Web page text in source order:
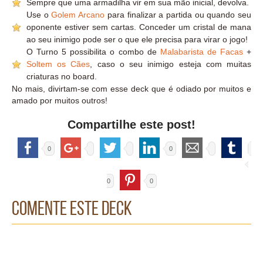
Sempre que uma armadilha vir em sua mão inicial, devolva.
Use oGolem Arcano para finalizar a partida ou quando seu
oponente estiver sem cartas. Conceder um cristal de mana
ao seu inimigo pode ser o que ele precisa para virar o jogo!
O Turno 5 possibilita o combo de Malabarista de Facas+
Soltem os Cães , caso o seu inimigo esteja com muitas
criaturas no board.
No mais, divirtam-se com esse deck que é odiado por muitos e
amado por muitos outros!
Compartilhe este post!
0 0
0 0
Comente este Deck